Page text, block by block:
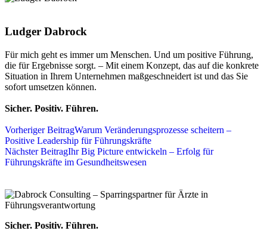
Ludger Dabrock
Für mich geht es immer um Menschen. Und um positive Führung,
die für Ergebnisse sorgt. – Mit einem Konzept, das auf die konkrete
Situation in Ihrem Unternehmen maßgeschneidert ist und das Sie
sofort umsetzen können.
Sicher. Positiv. Führen.
Vorheriger BeitragWarum Veränderungsprozesse scheitern –
Positive Leadership für Führungskräfte
Nächster BeitragIhr Big Picture entwickeln – Erfolg für
Führungskräfte im Gesundheitswesen
Sicher. Positiv. Führen.